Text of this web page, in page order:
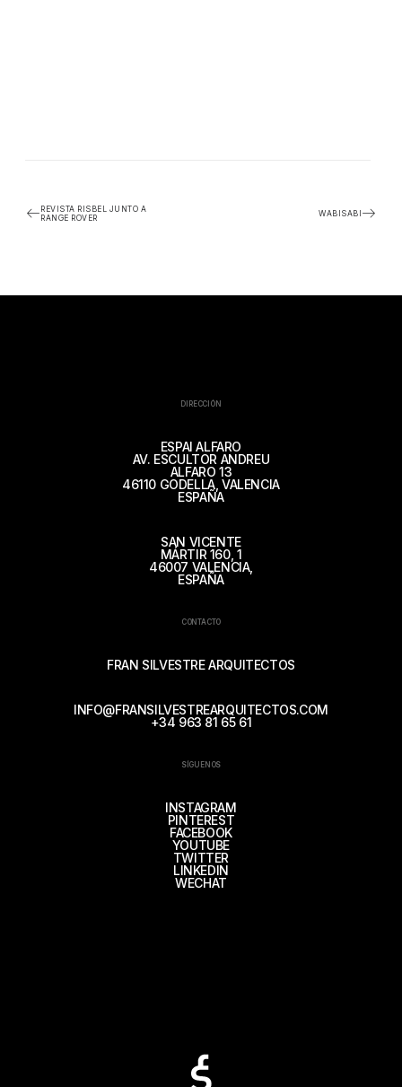
REVISTA RISBEL JUNTO A
RANGE ROVER
WABISABI
DIRECCIÓN
ESPAI ALFARO
AV. ESCULTOR ANDREU
ALFARO 13
46110 GODELLA, VALENCIA
ESPAÑA
SAN VICENTE
MÁRTIR 160, 1
46007 VALENCIA,
ESPAÑA
CONTACTO
FRAN SILVESTRE ARQUITECTOS
INFO@FRANSILVESTREARQUITECTOS.COM
+34 963 81 65 61
SÍGUENOS
INSTAGRAM
PINTEREST
FACEBOOK
YOUTUBE
TWITTER
LINKEDIN
WECHAT